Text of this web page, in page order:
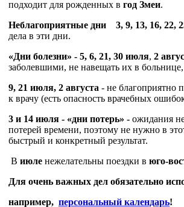
подходит для рожденных в год Змеи.
Неблагоприятные дни
3, 9, 13, 16, 22,
дела в эти дни.
«Дни болезни» - 5, 6, 21, 30 июля, 2
заболевшими, не навещать их в
9, 21 июля, 2 августа - не благоприятно
к врачу (есть опасность врачебных
3 и 14 июля - «дни потерь» - ожидания
потерей времени, поэтому не нужно в
быстрый и конкретный результат.
В июле нежелательны поездки в юго-
Для очень важных дел обязательно
например, персональный календарь!